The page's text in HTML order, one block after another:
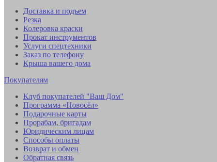
Доставка и подъем
Резка
Колеровка краски
Прокат инструментов
Услуги спецтехники
Заказ по телефону
Крыша вашего дома
Покупателям
Клуб покупателей "Ваш Дом"
Программа «Новосёл»
Подарочные карты
Прорабам, бригадам
Юридическим лицам
Способы оплаты
Возврат и обмен
Обратная связь